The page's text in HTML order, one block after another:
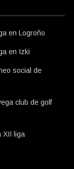
en Logroño
en Izki
social de
club de golf
XII liga